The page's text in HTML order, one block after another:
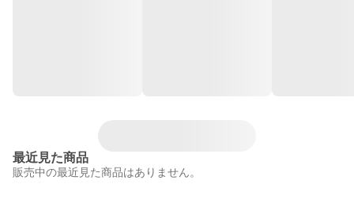
最近見た商品
販売中の最近見た商品はありません。